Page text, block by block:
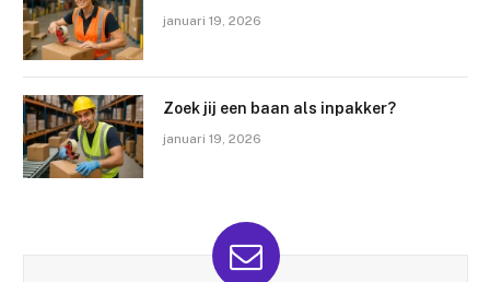
januari 19, 2026
Zoek jij een baan als inpakker?
januari 19, 2026